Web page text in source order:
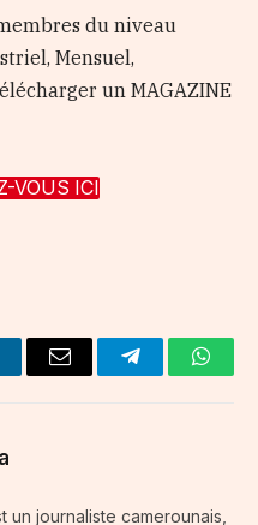
du niveau
Mensuel,
un MAGAZINE
VOUS ICI
Email Telegram
un journaliste camerounais,